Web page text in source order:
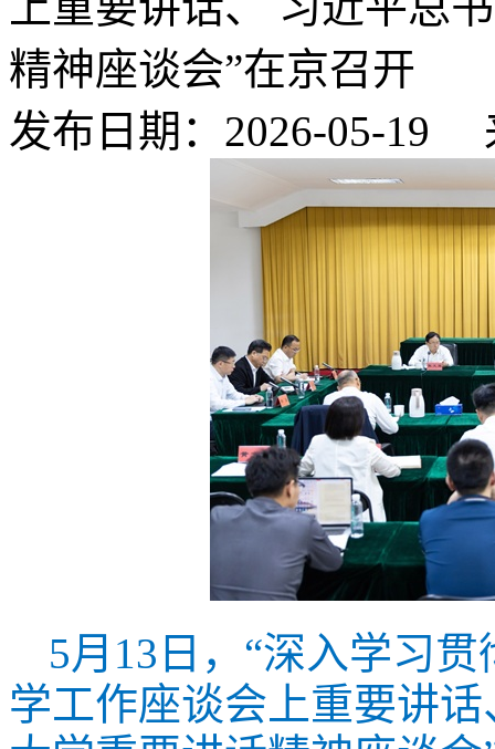
精神座谈会”在京召开
发布日期：2026-05-19
5月13日，“深入学习
学工作座谈会上重要讲